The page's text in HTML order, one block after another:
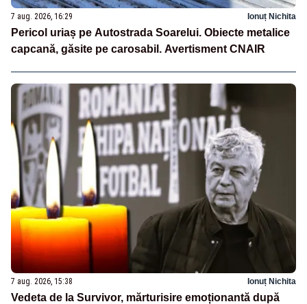
7 aug. 2026, 16:29 Ionuț Nichita
Pericol uriaș pe Autostrada Soarelui. Obiecte metalice
capcană, găsite pe carosabil. Avertisment CNAIR
7 aug. 2026, 15:38 Ionuț Nichita
Vedeta de la Survivor, mărturisire emoționantă după